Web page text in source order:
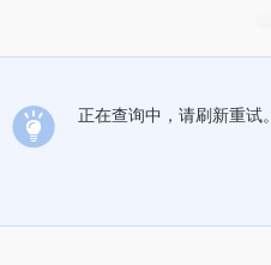
正在查询中，请刷新重试。